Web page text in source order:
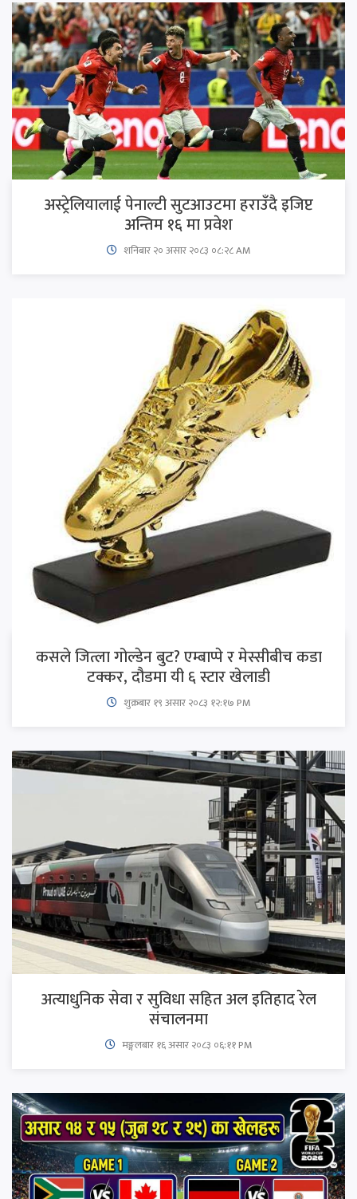
अस्ट्रेलियालाई पेनाल्टी सुटआउटमा हराउँदै इजिप्ट
अन्तिम १६ मा प्रवेश
शनिबार २० असार २०८३ ०८:२८ AM
कसले जित्ला गोल्डेन बुट? एम्बाप्पे र मेस्सीबीच कडा
टक्कर, दौडमा यी ६ स्टार खेलाडी
शुक्रबार​ १९ असार २०८३ १२:१७ PM
अत्याधुनिक सेवा र सुविधा सहित अल इतिहाद रेल
संचालनमा
मङ्गलबार १६ असार २०८३ ०६:११ PM